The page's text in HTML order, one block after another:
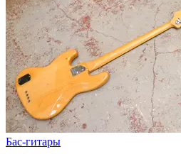
Бас-гитары